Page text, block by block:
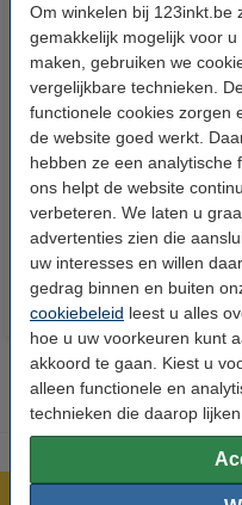
Om winkelen bij 123inkt.be
gemakkelijk mogelijk voor u
maken, gebruiken we
vergelijkbare technieken.
functionele cookies zorgen
de website goed werkt.
hebben ze een analytische
ons helpt de website
verbeteren. We laten u
advertenties zien die
uw interesses en willen
gedrag binnen en buiten
cookiebeleid leest u alles
hoe u uw voorkeuren kunt
akkoord te gaan. Kiest u
alleen functionele en
technieken die daarop lijken.
123accu Xtreme Power MN1500
Penlite AA batterij 24 stuks
€ 14,95